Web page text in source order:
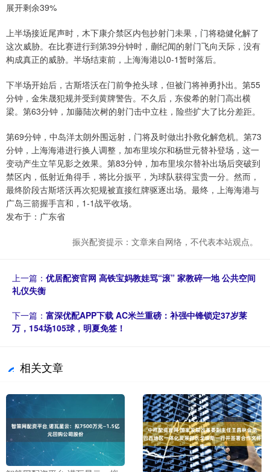
展开剩余39%
上半场接近尾声时，木下康介禁区内包抄射门未果，门将稳健化解了
这次威胁。在比赛进行到第39分钟时，蒯纪闻的射门飞向天际，没有
构成真正的威胁。半场结束前，上海海港以0-1暂时落后。
下半场开始后，古斯塔沃在门前争抢头球，但被门将神勇扑出。第55
分钟，金朱晟犯规并受到黄牌警告。不久后，东俊希的射门高出横
梁。第63分钟，加藤陆次树的射门击中立柱，险些扩大了比分差距。
第69分钟，中岛洋太朗外围远射，门将及时做出扑救化解危机。第73
分钟，上海海港进行换人调整，加布里埃尔和杨世元替补登场，这一
变动产生立竿见影之效果。第83分钟，加布里埃尔替补出场后突破到
禁区内，低射近角得手，将比分扳平，为球队获得宝贵一分。然而，
最终阶段古斯塔沃再次犯规被直接红牌驱逐出场。最终，上海海港与
广岛三箭握手言和，1-1战平收场。
发布于：广东省
振兴配资提示：文章来自网络，不代表本站观点。
上一篇： 优居配资官网 高铁宝妈教娃骂“滚” 家教碎一地 公共空间
礼仪失衡
下一篇： 富深优配APP下载 AC米兰重磅：补强中锋锁定37岁莱
万，154场105球，明夏免签！
相关文章